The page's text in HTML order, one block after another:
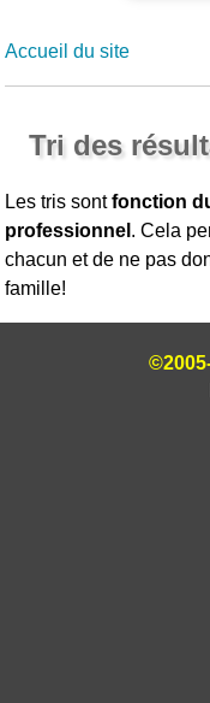
Accueil du site
Tri des
Les tris sontfonction
professionnel . Cela
chacun et de ne pas
famille!